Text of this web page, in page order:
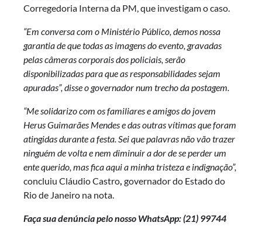
Corregedoria Interna da PM, que investigam o caso.
“Em conversa com o Ministério Público, demos nossa
garantia de que todas as imagens do evento, gravadas
pelas câmeras corporais dos policiais, serão
disponibilizadas para que as responsabilidades sejam
apuradas”, disse o governador num trecho da postagem.
“Me solidarizo com os familiares e amigos do jovem
Herus Guimarães Mendes e das outras vítimas que foram
atingidas durante a festa. Sei que palavras não vão trazer
ninguém de volta e nem diminuir a dor de se perder um
ente querido, mas fica aqui a minha tristeza e indignação”,
concluiu Cláudio Castro, governador do Estado do
Rio de Janeiro na nota.
Faça sua denúncia pelo nosso WhatsApp: (21) 99744